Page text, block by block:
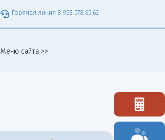
Горячая линия 8 958 578 65 62
Меню сайта >>